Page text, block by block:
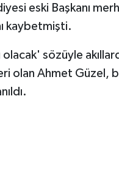
eski Başkanı
kaybetmişti.
sözüyle
olan Ahmet Güzel,